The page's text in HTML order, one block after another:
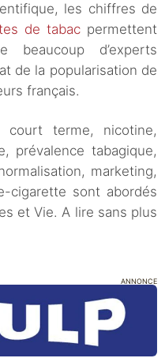
les chiffres de
de tabac permettent
beaucoup d’experts
de la popularisation de
français.
terme, nicotine,
prévalence tabagique,
marketing,
cigarette sont abordés
et Vie. A lire sans plus
ANNONCE